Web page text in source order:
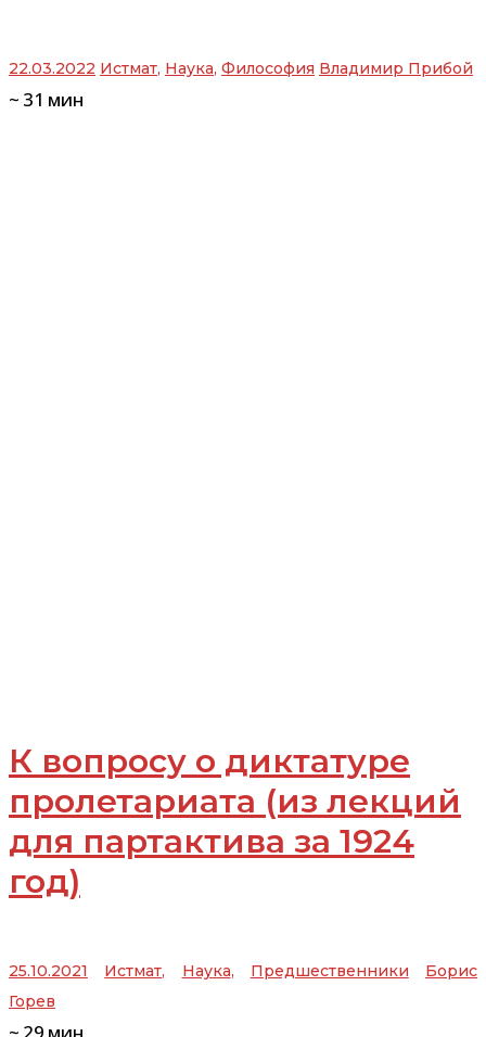
22.03.2022 Истмат, Наука, Философия Владимир Прибой
~ 31 мин
К вопросу о диктатуре
пролетариата (из лекций
для партактива за 1924
год)
25.10.2021 Истмат, Наука, Предшественники
Борис
Горев
~ 29 мин